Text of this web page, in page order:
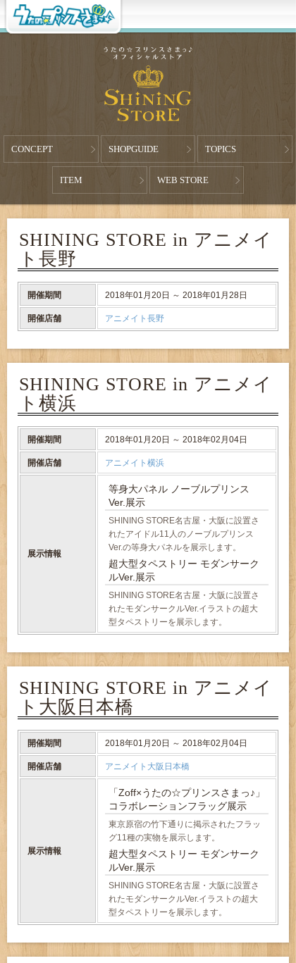
CONCEPT SHOPGUIDE TOPICS
ITEM WEB STORE
SHINING STORE in アニメイ
ト長野
開催期間 2018年01月20日 ～ 2018年01月28日
開催店舗 アニメイト長野
SHINING STORE in アニメイ
ト横浜
開催期間 2018年01月20日 ～ 2018年02月04日
開催店舗 アニメイト横浜
展示情報
等身大パネル ノーブルプリンス
Ver.展示
SHINING STORE名古屋・大阪に設置さ
れたアイドル11人のノーブルプリンス
Ver.の等身大パネルを展示します。
超大型タペストリー モダンサーク
ルVer.展示
SHINING STORE名古屋・大阪に設置さ
れたモダンサークルVer.イラストの超大
型タペストリーを展示します。
SHINING STORE in アニメイ
ト大阪日本橋
開催期間 2018年01月20日 ～ 2018年02月04日
開催店舗 アニメイト大阪日本橋
展示情報
「Zoff×うたの☆プリンスさまっ♪」
コラボレーションフラッグ展示
東京原宿の竹下通りに掲示されたフラッ
グ11種の実物を展示します。
超大型タペストリー モダンサーク
ルVer.展示
SHINING STORE名古屋・大阪に設置さ
れたモダンサークルVer.イラストの超大
型タペストリーを展示します。